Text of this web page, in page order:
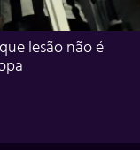
lesão não é